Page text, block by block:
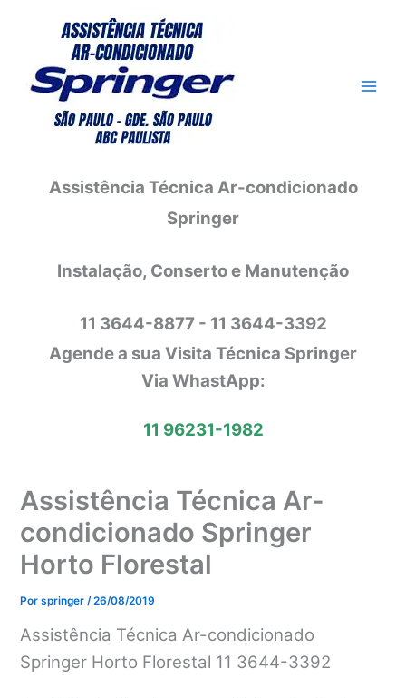
conteúdo
Assistência Técnica Ar-condicionado
Springer
Instalação, Conserto e Manutenção
11 3644-8877 - 11 3644-3392
Agende a sua Visita Técnica Springer
Via WhastApp:
11 96231-1982
Assistência Técnica Ar-
condicionado Springer
Horto Florestal
Porspringer /26/08/2019
Assistência Técnica Ar-condicionado
Springer Horto Florestal 11 3644-3392